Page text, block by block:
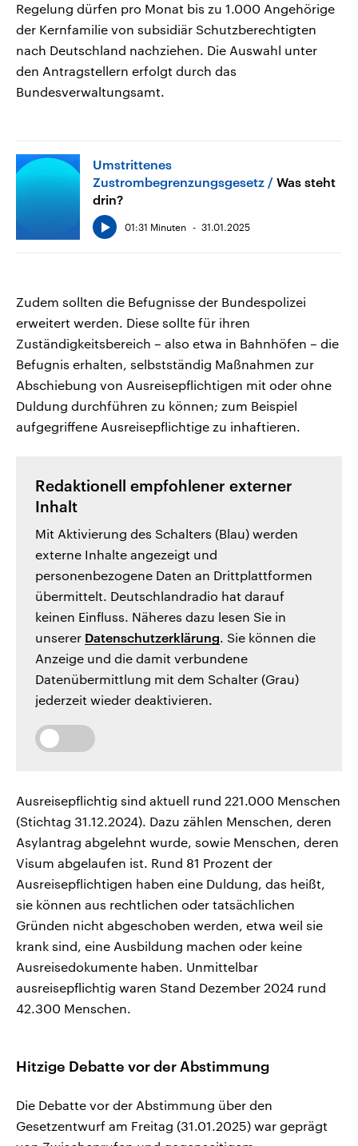
Regelung dürfen pro Monat bis zu 1.000 Angehörige
der Kernfamilie von subsidiär Schutzberechtigten
nach Deutschland nachziehen. Die Auswahl unter
den Antragstellern erfolgt durch das
Bundesverwaltungsamt.
Umstrittenes
Zustrombegrenzungsgesetz
Was steht
drin?
01:31 Minuten 31.01.2025
Zudem sollten die Befugnisse der Bundespolizei
erweitert werden. Diese sollte für ihren
Zuständigkeitsbereich – also etwa in Bahnhöfen – die
Befugnis erhalten, selbstständig Maßnahmen zur
Abschiebung von Ausreisepflichtigen mit oder ohne
Duldung durchführen zu können; zum Beispiel
aufgegriffene Ausreisepflichtige zu inhaftieren.
Redaktionell empfohlener externer
Inhalt
Mit Aktivierung des Schalters (Blau) werden
externe Inhalte angezeigt und
personenbezogene Daten an Drittplattformen
übermittelt. Deutschlandradio hat darauf
keinen Einfluss. Näheres dazu lesen Sie in
unserer Datenschutzerklärung . Sie können die
Anzeige und die damit verbundene
Datenübermittlung mit dem Schalter (Grau)
jederzeit wieder deaktivieren.
Ausreisepflichtig sind aktuell rund 221.000 Menschen
(Stichtag 31.12.2024). Dazu zählen Menschen, deren
Asylantrag abgelehnt wurde, sowie Menschen, deren
Visum abgelaufen ist. Rund 81 Prozent der
Ausreisepflichtigen haben eine Duldung, das heißt,
sie können aus rechtlichen oder tatsächlichen
Gründen nicht abgeschoben werden, etwa weil sie
krank sind, eine Ausbildung machen oder keine
Ausreisedokumente haben. Unmittelbar
ausreisepflichtig waren Stand Dezember 2024 rund
42.300 Menschen.
Hitzige Debatte vor der Abstimmung
Die Debatte vor der Abstimmung über den
Gesetzentwurf am Freitag (31.01.2025) war geprägt